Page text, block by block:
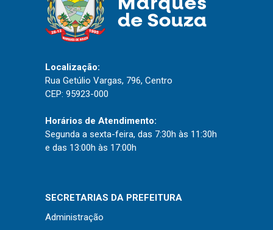
Publicações
Diário Oficial (Até 30/04)
Recursos Humanos
Seletivo Simplificado
Concursos
Dispensas e Inexigibilidades
Chamamentos Públicos
Localização:
Rua Getúlio Vargas, 796, Centro
CEP: 95923-000
Horários de Atendimento:
Segunda a sexta-feira, das 7:30h às 11:30h
e das 13:00h às 17:00h
SECRETARIAS DA PREFEITURA
Administração